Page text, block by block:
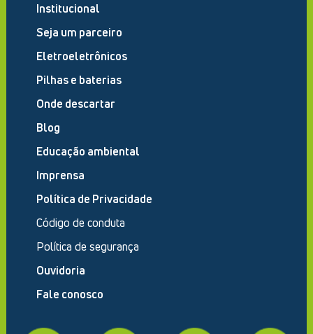
Institucional
Seja um parceiro
Eletroeletrônicos
Pilhas e baterias
Onde descartar
Blog
Educação ambiental
Imprensa
Política de Privacidade
Código de conduta
Política de segurança
Ouvidoria
Fale conosco